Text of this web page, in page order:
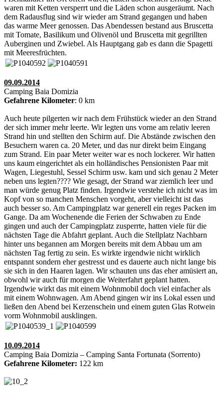
waren mit Ketten versperrt und die Läden schon ausgeräumt. Nach
dem Radausflug sind wir wieder am Strand gegangen und haben
das warme Meer genossen. Das Abendessen bestand aus Bruscetta
mit Tomate, Basilikum und Olivenöl und Bruscetta mit gegrillten
Auberginen und Zwiebel. Als Hauptgang gab es dann die Spagetti
mit Meeresfrüchten.
09.09.2014
Camping Baia Domizia
Gefahrene Kilometer: 0 km
Auch heute pilgerten wir nach dem Frühstück wieder an den Strand
der sich immer mehr leerte. Wir legten uns vorne am relativ leeren
Strand hin und stellten den Schirm auf. Die Abstände zwischen den
Besuchern waren ca. 20 Meter, und das nur direkt beim Eingang
zum Strand. Ein paar Meter weiter war es noch lockerer. Wir hatten
uns kaum eingerichtet als ein holländisches Pensionisten Paar mit
Wagen, Liegestuhl, Sessel Schirm usw. kam und sich genau 2 Meter
neben uns legten???? Wie gesagt, der Strand war ziemlich leer und
man würde genug Platz finden. Irgendwie verstehe ich nicht was im
Kopf von so manchen Menschen vorgeht, aber vielleicht ist das
auch besser so. Am Campingplatz war generell ein reges Packen im
Gange. Da am Wochenende die Ferien der Schwaben zu Ende
gingen und auch der Campingplatz zusperrte, hatten viele für die
nächsten Tage die Abfahrt geplant. Auch die Stellplatz Nachbarn
hinter uns begannen am Morgen bereits mit dem Abbau um am
nächsten Tag fertig zu sein. Es wirkte irgendwie nicht wirklich
entspannt sondern eher gestresst und es dauerte auch nicht lange bis
sie sich in den Haaren lagen. Wir schauten uns das eher amüsiert an,
obwohl wir auch für morgen die Weiterfahrt geplant hatten.
Irgendwie wirkt das mit einem Wohnmobil doch viel einfacher als
mit einem Wohnwagen. Am Abend gingen wir ins Lokal essen und
ließen den Abend bei Kerzenschein und einem guten Glas Rotwein
vorm Wohnmobil ausklingen.
10.09.2014
Camping Baia Domizia – Camping Santa Fortunata (Sorrento)
Gefahrene Kilometer: 122 km